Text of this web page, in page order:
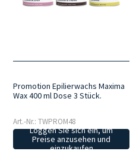
Promotion Epilierwachs Maxima
Wax 400 ml Dose 3 Stück.
Art.-Nr.: TWPROM48
Loggen Sie sich ein, um
Preise anzusehen und
einzukaufen